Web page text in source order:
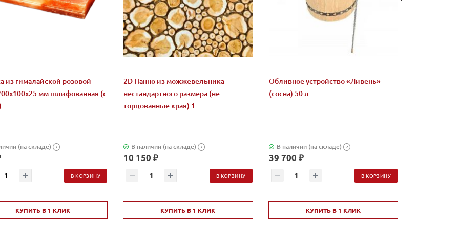
из гималайской розовой
мм шлифованная (с
(на складе) ?
В КОРЗИНУ
КУПИТЬ В 1 КЛИК
2D Панно из можжевельника
нестандартного размера (не
торцованные края) 1 ...
В наличии (на складе) ?
10 150 ₽
В КОРЗИНУ
КУПИТЬ В 1 КЛИК
Обливное устройство «Ливень»
(сосна) 50 л
В наличии (на складе) ?
39 700 ₽
В КОРЗИНУ
КУПИТЬ В 1 КЛИК